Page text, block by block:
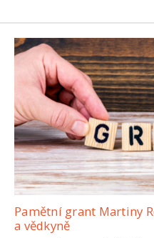
Pamětní grant Martiny
a vědkyně